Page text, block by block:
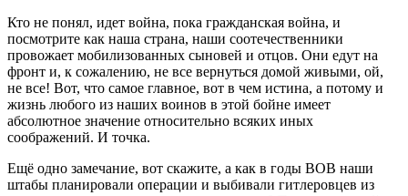
Кто не понял, идет война, пока гражданская война, и
посмотрите как наша страна, наши соотечественники
провожает мобилизованных сыновей и отцов. Они едут на
фронт и, к сожалению, не все вернуться домой живыми, ой,
не все! Вот, что самое главное, вот в чем истина, а потому и
жизнь любого из наших воинов в этой бойне имеет
абсолютное значение относительно всяких иных
соображений. И точка.
Ещё одно замечание, вот скажите, а как в годы ВОВ наши
штабы планировали операции и выбивали гитлеровцев из